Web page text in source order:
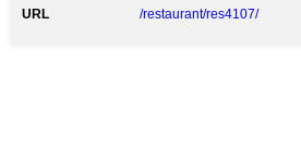
URL /restaurant/res4107/